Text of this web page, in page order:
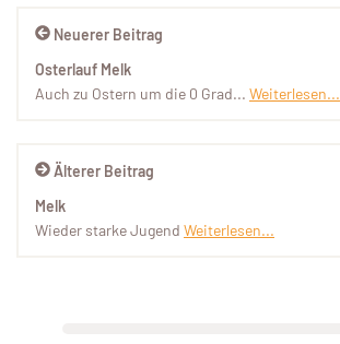
Älterer Beitrag
Melk
Wieder starke Jugend Weiterlesen...
Neuerer Beitrag
Osterlauf Melk
Auch zu Ostern um die 0 Grad... Weiterlesen...